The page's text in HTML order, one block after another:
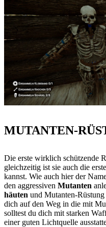
MUTANTEN-
Die erste wirklich schützende
gleichzeitig ist sie auch die
kannst. Wie auch hier der
den aggressiven Mutanten
häuten und Mutanten-
dich auf den Weg in die mit
solltest du dich mit starken
einer guten Lichtquelle